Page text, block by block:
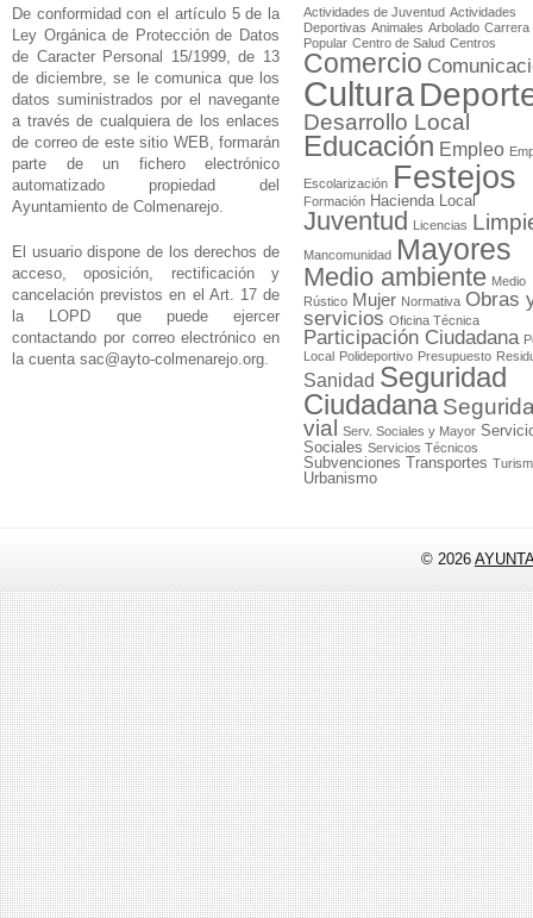
De conformidad con el artículo 5 de la
Ley Orgánica de Protección de Datos
de Caracter Personal 15/1999, de 13
de diciembre, se le comunica que los
datos suministrados por el navegante
a través de cualquiera de los enlaces
de correo de este sitio WEB, formarán
parte de un fichero electrónico
automatizado propiedad del
Ayuntamiento de Colmenarejo.
El usuario dispone de los derechos de
acceso, oposición, rectificación y
cancelación previstos en el Art. 17 de
la LOPD que puede ejercer
contactando por correo electrónico en
la cuenta sac@ayto-colmenarejo.org.
Actividades de Juventud Actividades
Deportivas Animales Arbolado Carrera
Popular Centro de Salud Centros
Comercio
Cultura
Desarrollo Local
Educación Empleo
Escolarización Festejos
Formación Hacienda Local
Juventud Licencias
Mancomunidad Mayores
Medio ambiente Medio
Rústico Mujer Normativa Obras
servicios Oficina Técnica
Participación Ciudadana
Local Polideportivo Presupuesto
Sanidad Seguridad
Ciudadana
vial
Serv. Sociales y Mayor
Sociales Servicios Técnicos
Subvenciones Transportes
Urbanismo
© 2026